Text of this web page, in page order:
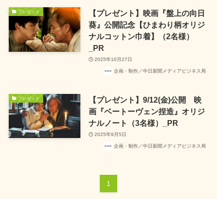
プレゼント
【プレゼント】映画『盤上の向日
葵』公開記念【ひまわり柄オリジ
ナルコットン巾着】（2名様）
_PR
2025年10月27日
企画・制作／中日新聞メディアビジネス局
プレゼント
【プレゼント】9/12(金)公開 映
画『ベートーヴェン捏造』オリジ
ナルノート（3名様）_PR
2025年9月5日
企画・制作／中日新聞メディアビジネス局
1